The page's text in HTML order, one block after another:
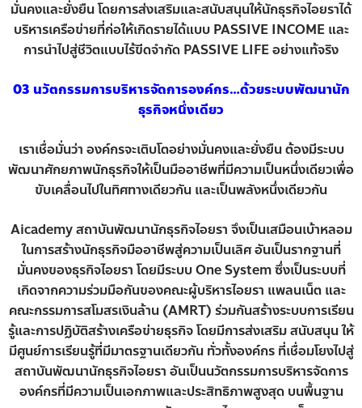
มั่นคงและยั่งยืน โดยการส่งเสริมและสนับสนุนให้นักธุรกิจไอยราได้
บริหารเครือข่ายที่ก่อให้เกิดรายได้แบบ PASSIVE INCOME และ
การนำไปสู่ชีวิตแบบไร้ขีดจำกัด PASSIVE LIFE อย่างแท้จริง
03 นวัตกรรมการบริหารจัดการองค์กร…ด้วยระบบพัฒนานัก
ธุรกิจหนึ่งเดียว
เราเชื่อมั่นว่า องค์กรจะเติบโตอย่างมั่นคงและยั่งยืน ต้องมีระบบ
พัฒนาศักยภาพนักธุรกิจให้เป็นมืออาชีพที่มีความเป็นหนึ่งเดียวเพื่อ
ขับเคลื่อนไปในทิศทางเดียวกัน และเป็นพลังหนึ่งเดียวกัน
Aicademy สถาบันพัฒนานักธุรกิจไอยรา จึงเป็นเสมือนเบ้าหลอม
ในการสร้างนักธุรกิจมืออาชีพสู่ความเป็นเลิศ อันเป็นรากฐานที่
มั่นคงของธุรกิจไอยรา โดยมีระบบ One System ซึ่งเป็นระบบที่
เกิดจากความร่วมมือกันของคณะผู้บริหารไอยรา แพลนเน็ต และ
คณะกรรมการสโมสรเงินล้าน (AMRT) ร่วมกันสร้างระบบการเรียน
รู้และการปฏิบัติสร้างเครือข่ายธุรกิจ โดยมีการส่งเสริม สนับสนุน ให้
มีศูนย์การเรียนรู้ที่มีมาตรฐานเดียวกัน ทั่วทั้งองค์กร ที่เชื่อมโยงไปสู่
สถาบันพัฒนานักธุรกิจไอยรา อันเป็นนวัตกรรมการบริหารจัดการ
องค์กรที่มีความเป็นเอกภาพและประสิทธิภาพสูงสุด บนพื้นฐาน